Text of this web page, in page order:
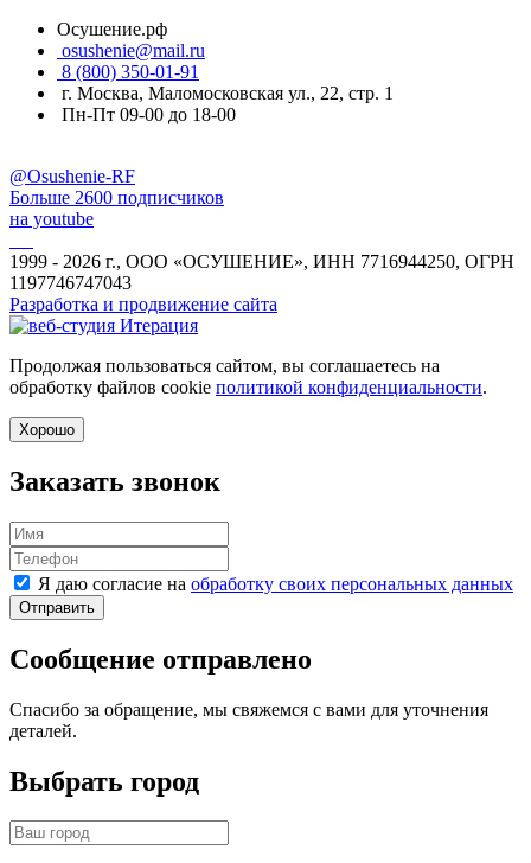
Осушение.рф
osushenie@mail.ru
8 (800) 350-01-91
г. Москва, Маломосковская ул., 22, стр. 1
Пн-Пт 09-00 до 18-00
@Osushenie-RF
Больше 2600 подписчиков
на youtube
1999 - 2026 г., ООО «ОСУШЕНИЕ», ИНН 7716944250, ОГРН
1197746747043
Разработка и продвижение сайта
Продолжая пользоваться сайтом, вы соглашаетесь на
обработку файлов cookie политикой конфиденциальности.
Хорошо
Заказать звонок
Я даю согласие на обработку своих персональных данных
Отправить
Сообщение отправлено
Спасибо за обращение, мы свяжемся с вами для уточнения
деталей.
Выбрать город